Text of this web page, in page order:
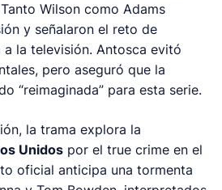
Wilson como Adams
y señalaron el reto de
a la televisión. Antosca evitó
pero aseguró que la
“reimaginada” para esta serie.
la trama explora la
Unidos por el true crime en el
oficial anticipa una tormenta